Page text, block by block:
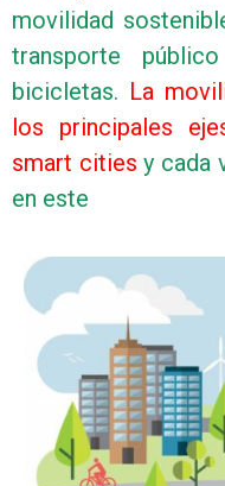
movilidad
transporte
bicicletas. La
los principales
smart cities y cada
en este